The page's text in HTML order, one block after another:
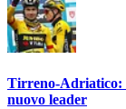
Tirreno-Adriatico:
nuovo leader